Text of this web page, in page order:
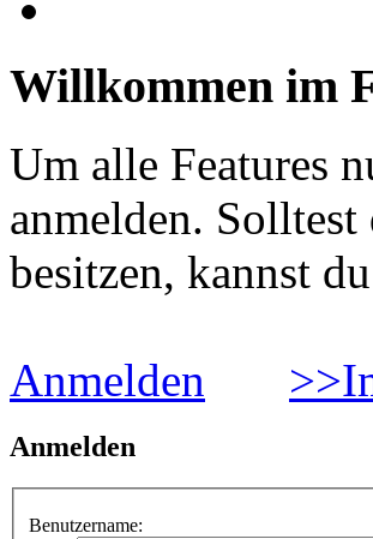
Willkommen im
Um alle Features
anmelden.
besitzen, kannst
Anmelden
Anmelden
Benutzername: